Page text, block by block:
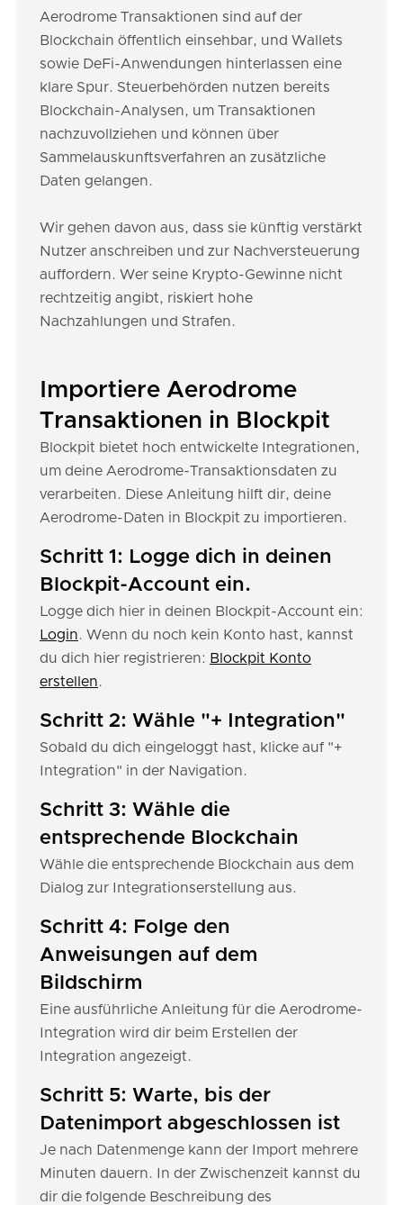
Aerodrome Transaktionen sind auf der
Blockchain öffentlich einsehbar, und Wallets
sowie DeFi-Anwendungen hinterlassen eine
klare Spur. Steuerbehörden nutzen bereits
Blockchain-Analysen, um Transaktionen
nachzuvollziehen und können über
Sammelauskunftsverfahren an zusätzliche
Daten gelangen.
Wir gehen davon aus, dass sie künftig verstärkt
Nutzer anschreiben und zur Nachversteuerung
auffordern. Wer seine Krypto-Gewinne nicht
rechtzeitig angibt, riskiert hohe
Nachzahlungen und Strafen.
Importiere Aerodrome
Transaktionen in Blockpit
Blockpit bietet hoch entwickelte Integrationen,
um deine Aerodrome-Transaktionsdaten zu
verarbeiten. Diese Anleitung hilft dir, deine
Aerodrome-Daten in Blockpit zu importieren.
Schritt 1: Logge dich in deinen
Blockpit-Account ein.
Logge dich hier in deinen Blockpit-Account ein:
Login. Wenn du noch kein Konto hast, kannst
du dich hier registrieren: Blockpit Konto
erstellen.
Schritt 2: Wähle "+ Integration"
Sobald du dich eingeloggt hast, klicke auf "+
Integration" in der Navigation.
Schritt 3: Wähle die
entsprechende Blockchain
Wähle die entsprechende Blockchain aus dem
Dialog zur Integrationserstellung aus.
Schritt 4: Folge den
Anweisungen auf dem
Bildschirm
Eine ausführliche Anleitung für die Aerodrome-
Integration wird dir beim Erstellen der
Integration angezeigt.
Schritt 5: Warte, bis der
Datenimport abgeschlossen ist
Je nach Datenmenge kann der Import mehrere
Minuten dauern. In der Zwischenzeit kannst du
dir die folgende Beschreibung des